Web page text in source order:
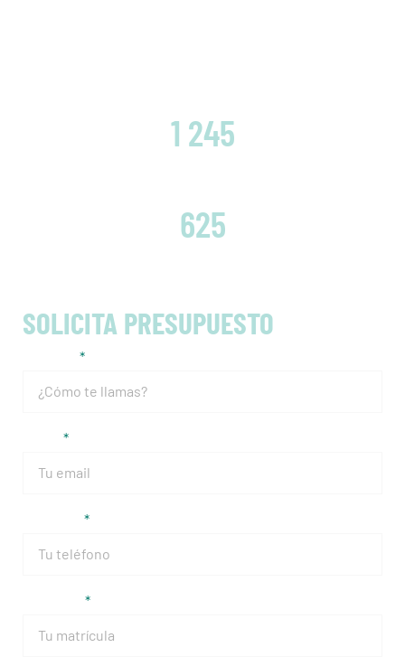
SOLICITA PRESUPUESTO
1 245
625